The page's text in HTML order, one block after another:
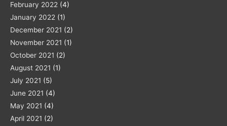
February 2022 (4)
January 2022 (1)
December 2021 (2)
November 2021 (1)
October 2021 (2)
August 2021 (1)
July 2021 (5)
June 2021 (4)
May 2021 (4)
April 2021 (2)